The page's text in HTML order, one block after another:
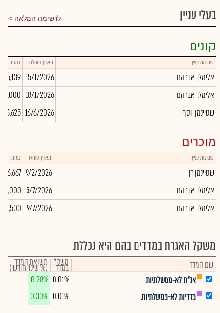
בעלי עניין לרשימה המלאה
קונים
שם בעל עניין תאריך פעולה כמות
אלימלך אברהם 15/1/2026
5,139
אלימלך אברהם
18/1/2026
10,000
שטיינמן יוסף
16/6/2026
מוכרים
שם בעל עניין תאריך פעולה כמות
שטיינמן רן 9/2/2026
אלימלך אברהם
5/7/2026
אלימלך אברהם
9/7/2026
-1,500
משקל האגרת במדדים בהם היא נכללת
שם המדד משקל
במדד תשואת המדד
(% שינוי חודשי)
אג"ח לא-ממשלתיות
0.01%
0.28%
מדדיות לא-ממשלתיות
0.01%
0.30%